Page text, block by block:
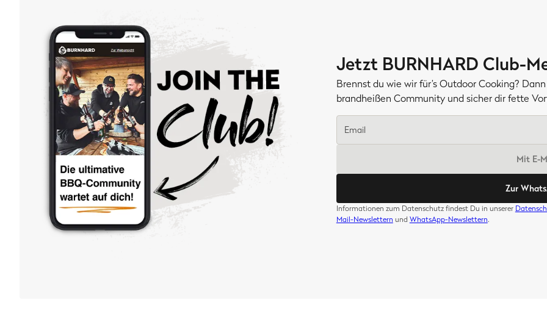
Jetzt BURNHARD Club-
Brennst du wie wir für’s Outdoor Cooking?
brandheißen Community und sicher dir fette
Mit E-
Zur
Informationen zum Datenschutz findest Du in unserer
Mail-Newslettern und WhatsApp-Newslettern.